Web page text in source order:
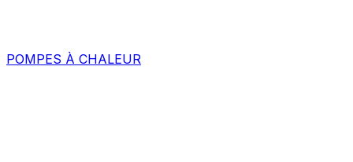
POMPES À CHALEUR